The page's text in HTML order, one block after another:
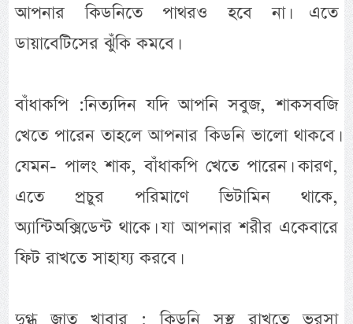
আপনার কিডনিতে পাথরও হবে না। এতে
ডায়াবেটিসের ঝুঁকি কমবে।
বাঁধাকপি :নিত্যদিন যদি আপনি সবুজ, শাকসবজি
খেতে পারেন তাহলে আপনার কিডনি ভালো থাকবে।
যেমন- পালং শাক, বাঁধাকপি খেতে পারেন। কারণ,
এতে প্রচুর পরিমাণে ভিটামিন থাকে,
অ্যান্টিঅক্সিডেন্ট থাকে। যা আপনার শরীর একেবারে
ফিট রাখতে সাহায্য করবে।